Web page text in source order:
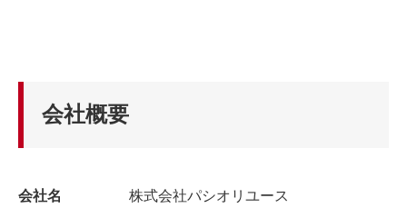
会社概要
会社名 株式会社パシオリユース